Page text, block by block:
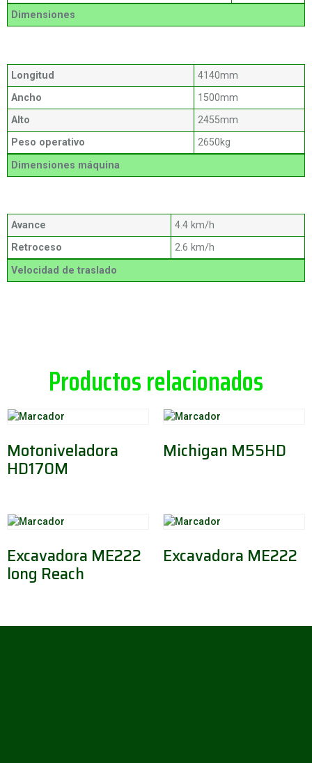
Dimensiones
Dimensiones máquina
Longitud
4140mm
Ancho
1500mm
Alto
2455mm
Peso operativo
2650kg
Velocidad de traslado
Avance
4.4 km/h
Retroceso
2.6 km/h
Productos relacionados
Motoniveladora
HD170M
Michigan M55HD
Excavadora ME222
long Reach
Excavadora ME222